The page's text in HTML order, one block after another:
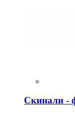
Скинали -